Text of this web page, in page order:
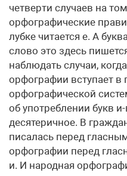
четверти случаев на
орфографические
лубке читается е. А
слово это здесь
наблюдать случаи,
орфографии вступает
орфографической
об употреблении букв
десятеричное. В
писалась перед
орфографии перед
и. И народная